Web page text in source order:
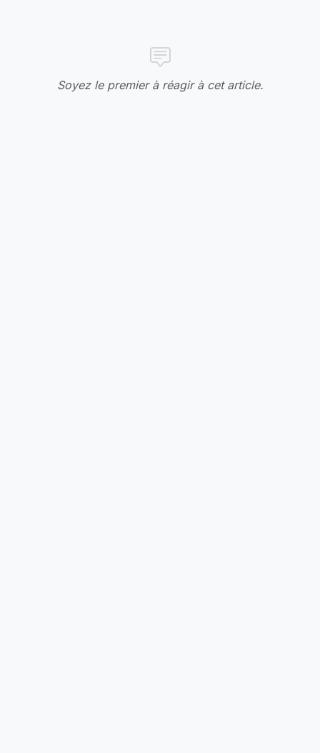
Soyez le premier à réagir à cet article.